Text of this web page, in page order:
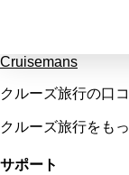
Cruisemans
クルーズ旅行の口
クルーズ旅行をも
サポート